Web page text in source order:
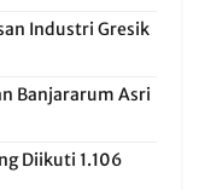
Industri Gresik
Banjararum Asri
Diikuti 1.106